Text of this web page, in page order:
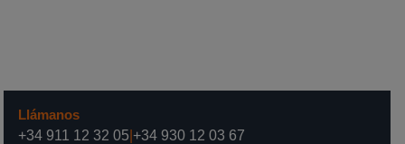
Llámanos
+34 911 12 32 05 +34 930 12 03 67